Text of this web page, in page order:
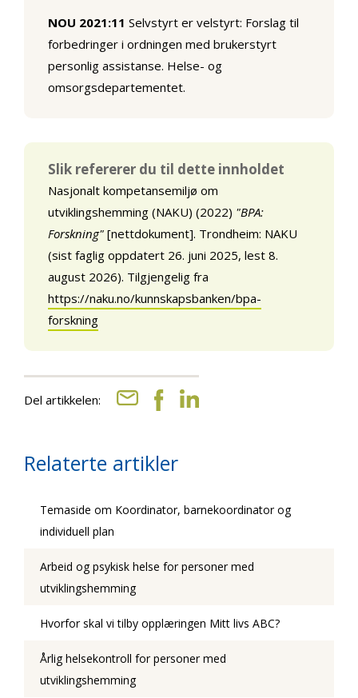
NOU 2021:11 Selvstyrt er velstyrt: Forslag til
forbedringer i ordningen med brukerstyrt
personlig assistanse. Helse- og
omsorgsdepartementet.
Slik refererer du til dette innholdet
Nasjonalt kompetansemiljø om
utviklingshemming (NAKU) (2022) "BPA:
Forskning" [nettdokument]. Trondheim: NAKU
(sist faglig oppdatert 26. juni 2025, lest 8.
august 2026). Tilgjengelig fra
https://naku.no/kunnskapsbanken/bpa-
forskning
Del artikkelen:
Relaterte artikler
Temaside om Koordinator, barnekoordinator og
individuell plan
Arbeid og psykisk helse for personer med
utviklingshemming
Hvorfor skal vi tilby opplæringen Mitt livs ABC?
Årlig helsekontroll for personer med
utviklingshemming